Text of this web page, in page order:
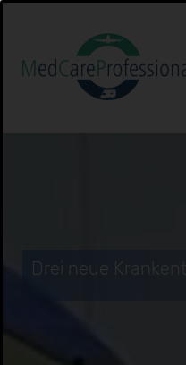
Drei neue